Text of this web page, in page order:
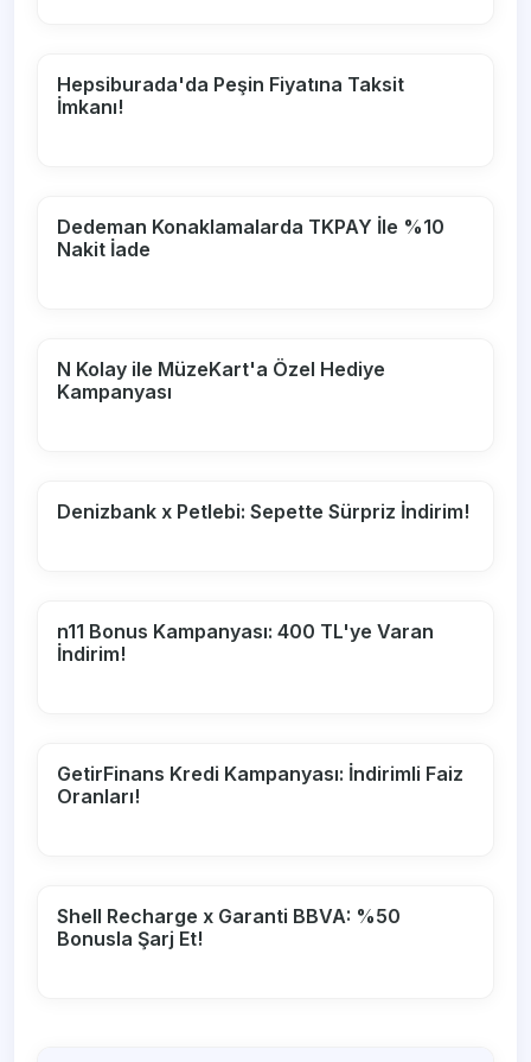
Hepsiburada'da Peşin Fiyatına Taksit
İmkanı!
Dedeman Konaklamalarda TKPAY İle %10
Nakit İade
N Kolay ile MüzeKart'a Özel Hediye
Kampanyası
Denizbank x Petlebi: Sepette Sürpriz İndirim!
n11 Bonus Kampanyası: 400 TL'ye Varan
İndirim!
GetirFinans Kredi Kampanyası: İndirimli Faiz
Oranları!
Shell Recharge x Garanti BBVA: %50
Bonusla Şarj Et!